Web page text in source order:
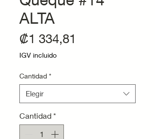
ALTA
₡1 334,81
IGV incluido
Cantidad *
Elegir
Cantidad *